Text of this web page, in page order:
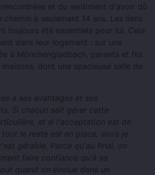
et du sentiment d'avoir dû
à seulement 14 ans. Les liens
toujours été essentiels pour lui. Cela
dans leur logement : sur une
à Mönchengladbach, parents et fils
dont une spacieuse salle de
a ses avantages et ses
Si chacun sait gérer cette
et si l'acceptation est de
le reste est en place, alors je
gérable. Parce qu'au final, on
faire confiance qu'à sa
quand on évolue dans un